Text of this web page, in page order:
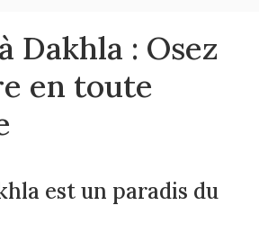
Dakhla : Osez
en toute
est un paradis du